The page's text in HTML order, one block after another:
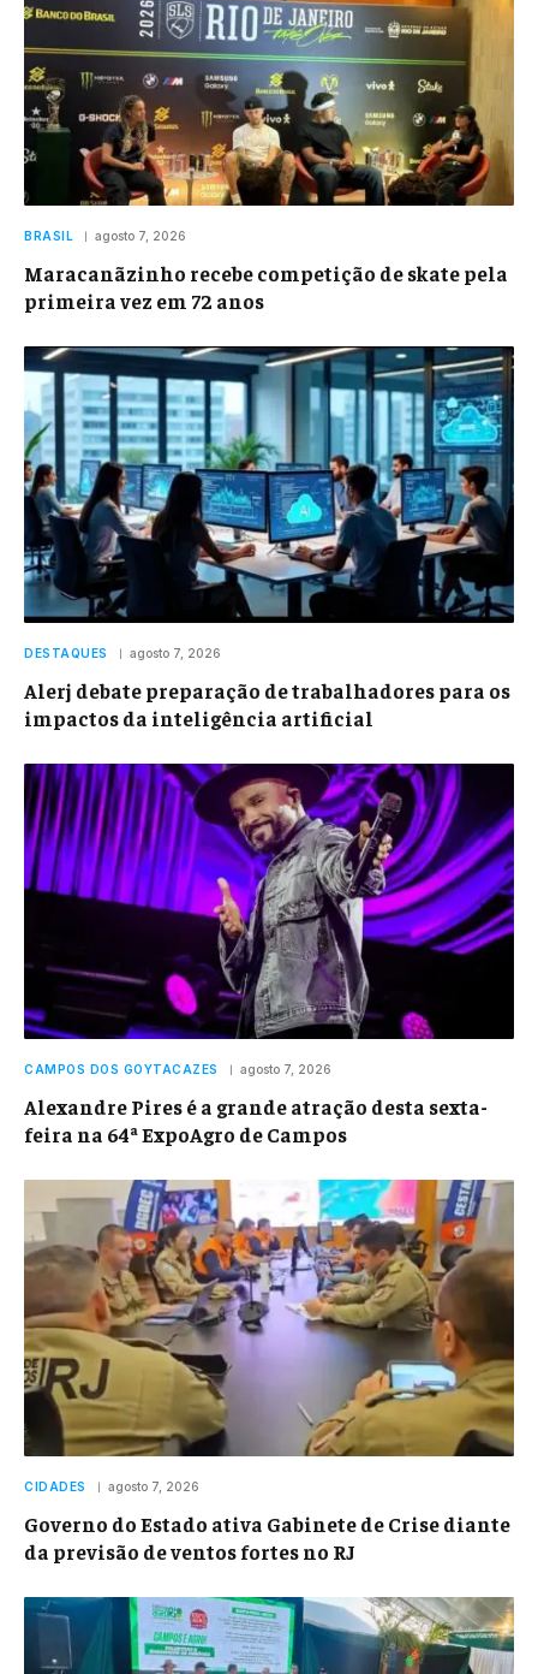
BRASIL agosto 7, 2026
Maracanãzinho recebe competição de skate pela
primeira vez em 72 anos
DESTAQUES agosto 7, 2026
Alerj debate preparação de trabalhadores para os
impactos da inteligência artificial
CAMPOS DOS GOYTACAZES agosto 7, 2026
Alexandre Pires é a grande atração desta sexta-
feira na 64ª ExpoAgro de Campos
CIDADES agosto 7, 2026
Governo do Estado ativa Gabinete de Crise diante
da previsão de ventos fortes no RJ